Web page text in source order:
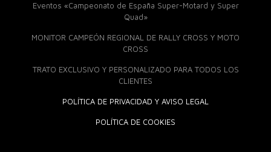
Eventos «Campeonato de España Super-Motard y Super
Quad»
MONITOR CAMPEÓN REGIONAL DE RALLY CROSS Y MOTO
CROSS
TRATO EXCLUSIVO Y PERSONALIZADO PARA TODOS LOS
CLIENTES
POLÍTICA DE PRIVACIDAD Y AVISO LEGAL
POLÍTICA DE COOKIES